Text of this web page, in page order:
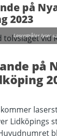
på
2023
Laserstrålar lyser
på
Lidköpings